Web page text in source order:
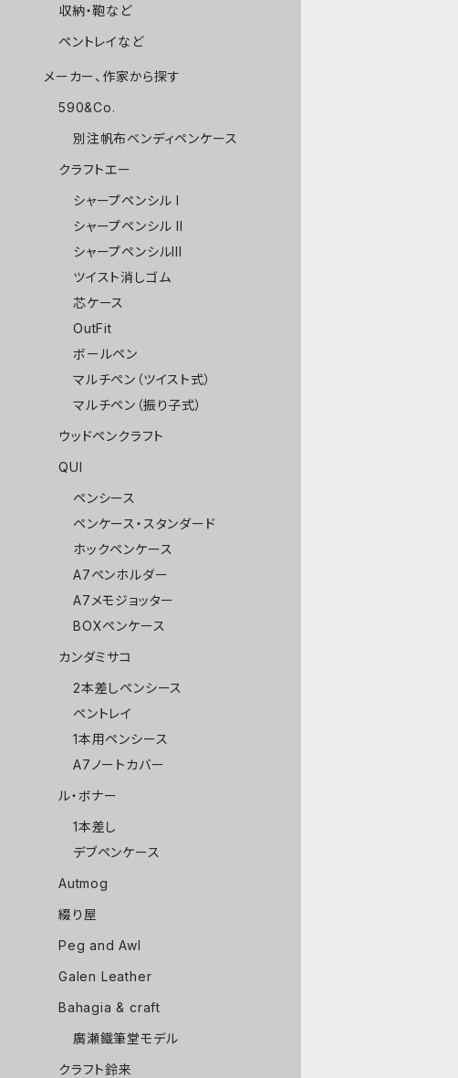
収納・鞄など
ペントレイなど
メーカー、作家から探す
590&Co.
別注帆布ベンディペンケース
クラフトエー
シャープペンシル I
シャープペンシル II
シャープペンシルIII
ツイスト消しゴム
芯ケース
OutFit
ボールペン
マルチペン（ツイスト式）
マルチペン（振り子式）
ウッドペンクラフト
QUI
ペンシース
ペンケース・スタンダード
ホックペンケース
A7ペンホルダー
A7メモジョッター
BOXペンケース
カンダミサコ
2本差しペンシース
ペントレイ
1本用ペンシース
A7ノートカバー
ル・ボナー
1本差し
デブペンケース
Autmog
綴り屋
Peg and Awl
Galen Leather
Bahagia & craft
廣瀬鐵筆堂モデル
クラフト鈴来